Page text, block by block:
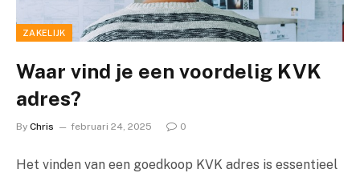
ZAKELIJK
Waar vind je een voordelig KVK
adres?
By Chris februari 24, 2025 0
Het vinden van een goedkoop KVK adres is essentieel